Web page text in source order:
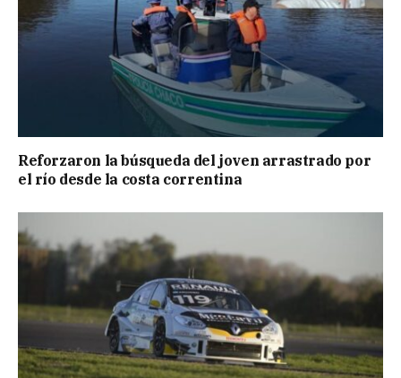
Reforzaron la búsqueda del joven arrastrado por
el río desde la costa correntina